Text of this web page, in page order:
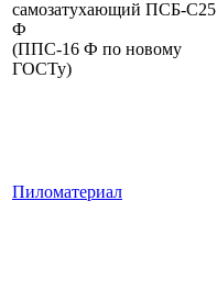
самозатухающий ПСБ-С25
Ф
(ППС-16 Ф по новому
ГОСТу)
Пиломатериал